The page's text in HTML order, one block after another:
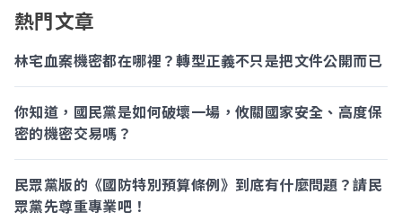
熱門文章
林宅血案機密都在哪裡？轉型正義不只是把文件公開而已
你知道，國民黨是如何破壞一場，攸關國家安全、高度保
密的機密交易嗎？
民眾黨版的《國防特別預算條例》到底有什麼問題？請民
眾黨先尊重專業吧！